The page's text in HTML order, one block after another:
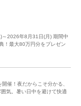
2026年8月31日(月) 期間中
！最大80万円分をプレゼン
催！夜だからこそ分かる、
気。暑い日中を避けて快適